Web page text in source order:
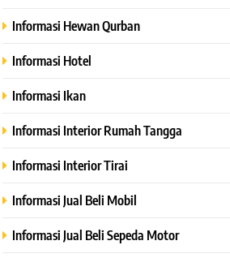
Informasi Hewan Qurban
Informasi Hotel
Informasi Ikan
Informasi Interior Rumah Tangga
Informasi Interior Tirai
Informasi Jual Beli Mobil
Informasi Jual Beli Sepeda Motor